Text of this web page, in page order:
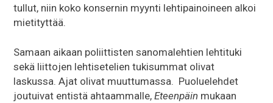
tullut, niin koko konsernin myynti lehtipainoineen alkoi
mietityttää.
Samaan aikaan poliittisten sanomalehtien lehtituki
sekä liittojen lehtisetelien tukisummat olivat
laskussa. Ajat olivat muuttumassa. Puoluelehdet
joutuivat entistä ahtaammalle,Eteenpäin mukaan